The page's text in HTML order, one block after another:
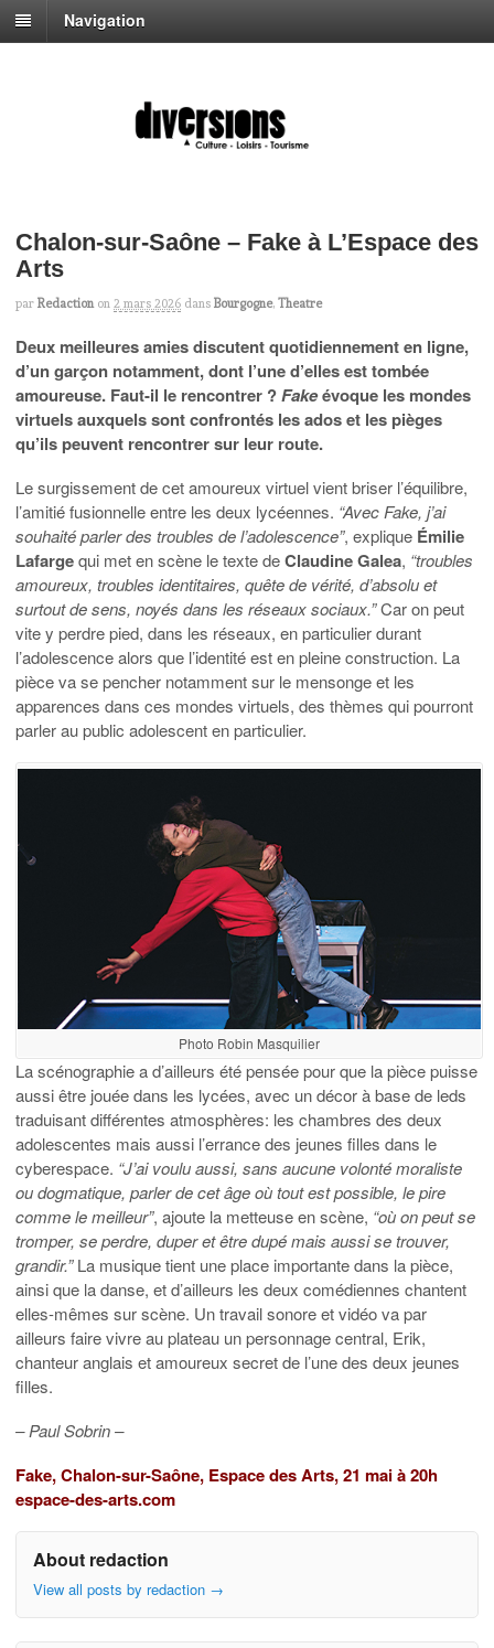
Navigation
Chalon-sur-Saône – Fake à L’Espace des
Arts
par Redaction on 2 mars 2026 dans Bourgogne, Theatre
Deux meilleures amies discutent quotidiennement en ligne,
d’un garçon notamment, dont l’une d’elles est tombée
amoureuse. Faut-il le rencontrer ?Fakeévoque les mondes
virtuels auxquels sont confrontés les ados et les pièges
qu’ils peuvent rencontrer sur leur route.
Le surgissement de cet amoureux virtuel vient briser l’équilibre,
l’amitié fusionnelle entre les deux lycéennes. “Avec Fake, j’ai
souhaité parler des troubles de l’adolescence”, explique Émilie
Lafargequi met en scène le texte deClaudine Galea, “troubles
amoureux, troubles identitaires, quête de vérité, d’absolu et
surtout de sens, noyés dans les réseaux sociaux.”Car on peut
vite y perdre pied, dans les réseaux, en particulier durant
l’adolescence alors que l’identité est en pleine construction. La
pièce va se pencher notamment sur le mensonge et les
apparences dans ces mondes virtuels, des thèmes qui pourront
parler au public adolescent en particulier.
Photo Robin Masquilier
La scénographie a d’ailleurs été pensée pour que la pièce puisse
aussi être jouée dans les lycées, avec un décor à base de leds
traduisant différentes atmosphères: les chambres des deux
adolescentes mais aussi l’errance des jeunes filles dans le
cyberespace. “J’ai voulu aussi, sans aucune volonté moraliste
ou dogmatique, parler de cet âge où tout est possible, le pire
comme le meilleur”, ajoute la metteuse en scène, “où on peut se
tromper, se perdre, duper et être dupé mais aussi se trouver,
grandir.”La musique tient une place importante dans la pièce,
ainsi que la danse, et d’ailleurs les deux comédiennes chantent
elles-mêmes sur scène. Un travail sonore et vidéo va par
ailleurs faire vivre au plateau un personnage central, Erik,
chanteur anglais et amoureux secret de l’une des deux jeunes
filles.
– Paul Sobrin –
Fake, Chalon-sur-Saône, Espace des Arts, 21 mai à 20h
espace-des-arts.com
About redaction
View all posts by redaction →